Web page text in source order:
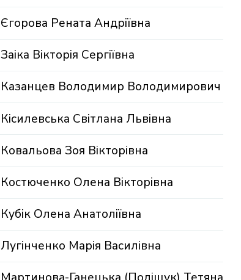
Єгорова Рената Андріївна
Заіка Вікторія Сергіївна
Казанцев Володимир Володимирович
Кісилевська Світлана Львівна
Ковальова Зоя Вікторівна
Костюченко Олена Вікторівна
Кубік Олена Анатоліївна
Лугінченко Марія Василівна